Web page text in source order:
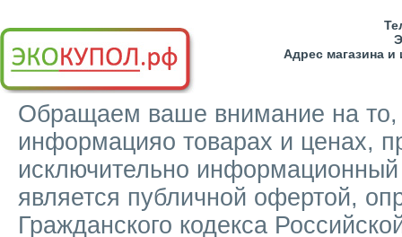
Адрес магазина
Обращаем ваше внимание на то,
информацияо товарах и ценах,
исключительно
является публичной офертой,
Гражданского кодекса